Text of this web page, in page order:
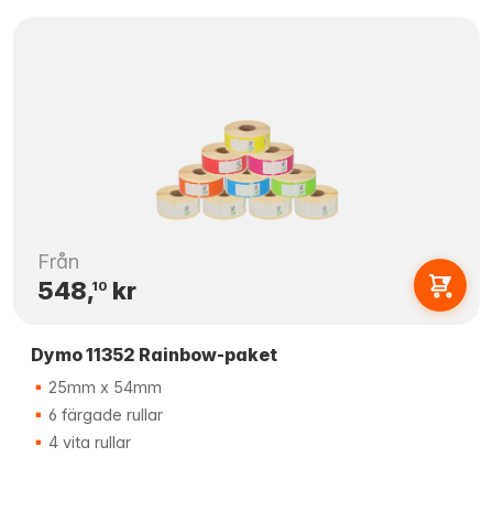
Från
548,10kr
Dymo 11352 Rainbow-paket
25mm x 54mm
6 färgade rullar
4 vita rullar